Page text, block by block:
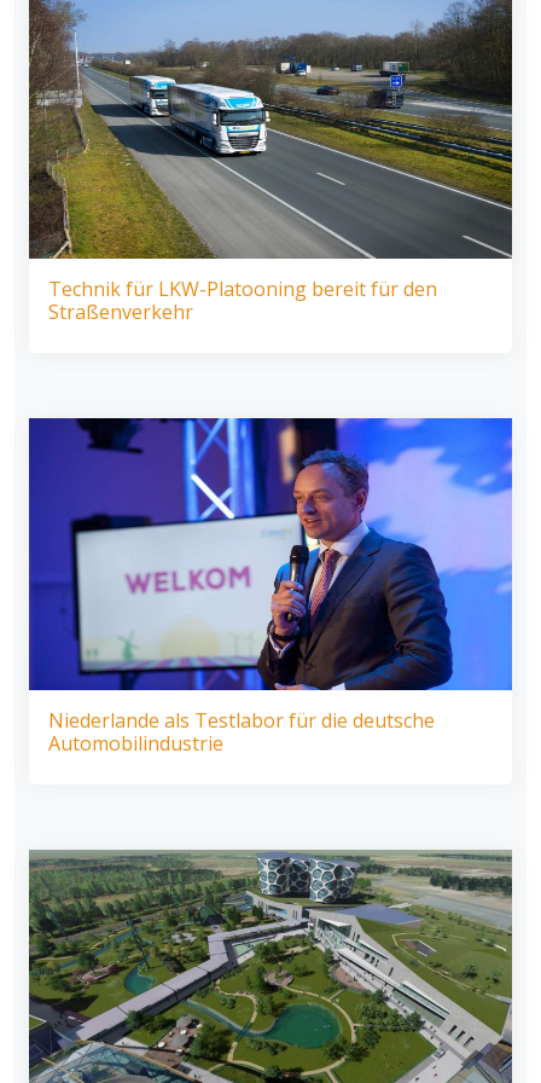
Technik für LKW-Platooning bereit für den
Straßenverkehr
Niederlande als Testlabor für die deutsche
Automobilindustrie